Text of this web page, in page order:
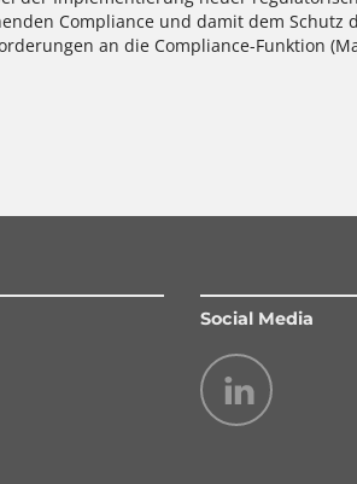
Compliance und damit dem Schutz
an die Compliance-Funktion
Social Media